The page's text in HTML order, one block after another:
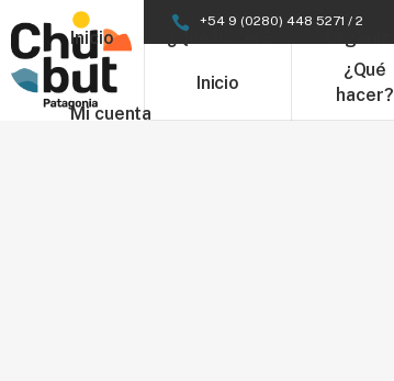
+54 9 (0280) 448 5271 / 2
Inicio
¿Qué
hacer?
Inicio ¿Qué hacer?
Mi cuenta